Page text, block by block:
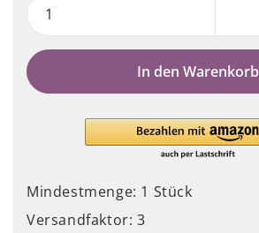
In den Warenkorb
Mindestmenge: 1 Stück
Versandfaktor: 3